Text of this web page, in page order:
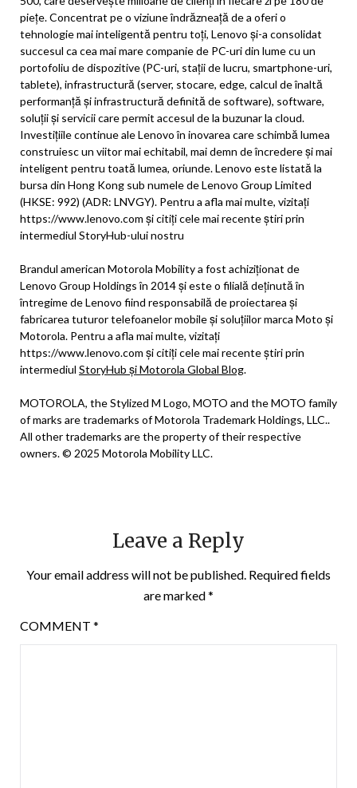
piețe. Concentrat pe o viziune îndrăzneață de a oferi o
tehnologie mai inteligentă pentru toți, Lenovo și-a consolidat
succesul ca cea mai mare companie de PC-uri din lume cu un
portofoliu de dispozitive (PC-uri, stații de lucru, smartphone-uri,
tablete), infrastructură (server, stocare, edge, calcul de înaltă
performanță și infrastructură definită de software), software,
soluții și servicii care permit accesul de la buzunar la cloud.
Investițiile continue ale Lenovo în inovarea care schimbă lumea
construiesc un viitor mai echitabil, mai demn de încredere și mai
inteligent pentru toată lumea, oriunde. Lenovo este listată la
bursa din Hong Kong sub numele de Lenovo Group Limited
(HKSE: 992) (ADR: LNVGY). Pentru a afla mai multe, vizitați
https://www.lenovo.com și citiți cele mai recente știri prin
intermediul StoryHub-ului nostru
Brandul american Motorola Mobility a fost achiziționat de
Lenovo Group Holdings în 2014 și este o filială deținută în
întregime de Lenovo fiind responsabilă de proiectarea și
fabricarea tuturor telefoanelor mobile și soluțiilor marca Moto și
Motorola. Pentru a afla mai multe, vizitați
https://www.lenovo.com și citiți cele mai recente știri prin
intermediul StoryHub și Motorola Global Blog.
MOTOROLA, the Stylized M Logo, MOTO and the MOTO family
of marks are trademarks of Motorola Trademark Holdings, LLC..
All other trademarks are the property of their respective
owners. © 2025 Motorola Mobility LLC.
Leave a Reply
Your email address will not be published. Required fields
are marked*
COMMENT *